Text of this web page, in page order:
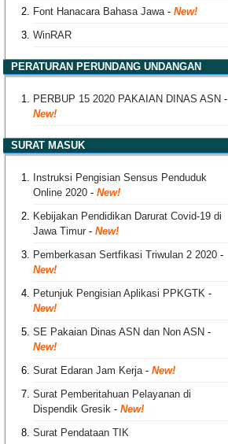
Font Hanacara Bahasa Jawa- New!
WinRAR
PERATURAN PERUNDANG UNDANGAN
PERBUP 15 2020 PAKAIAN DINAS ASN -
New!
SURAT MASUK
Instruksi Pengisian Sensus Penduduk
Online 2020- New!
Kebijakan Pendidikan Darurat Covid-19 di
Jawa Timur- New!
Pemberkasan Sertfikasi Triwulan 2 2020-
New!
Petunjuk Pengisian Aplikasi PPKGTK -
New!
SE Pakaian Dinas ASN dan Non ASN -
New!
Surat Edaran Jam Kerja - New!
Surat Pemberitahuan Pelayanan di
Dispendik Gresik - New!
Surat Pendataan TIK